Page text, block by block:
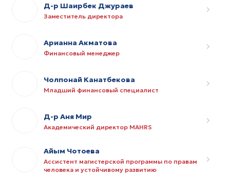
Д-р Шаирбек Джураев
Заместитель директора
Арианна Акматова
Финансовый менеджер
Чолпонай Канатбекова
Младший финансовый специалист
Д-р Аня Мир
Академический директор MAHRS
Айым Чотоева
Ассистент магистерской программы по правам
человека и устойчивому развитию